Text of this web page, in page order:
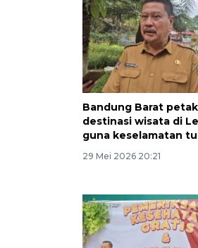
Bandung Barat
destinasi wisata di
guna keselamatan
29 Mei 2026 20:21